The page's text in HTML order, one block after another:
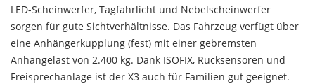
LED-Scheinwerfer, Tagfahrlicht und Nebelscheinwerfer
sorgen für gute Sichtverhältnisse. Das Fahrzeug verfügt über
eine Anhängerkupplung (fest) mit einer gebremsten
Anhängelast von 2.400 kg. Dank ISOFIX, Rücksensoren und
Freisprechanlage ist der X3 auch für Familien gut geeignet.